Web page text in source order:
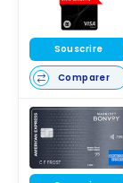
Souscrire
Comparer